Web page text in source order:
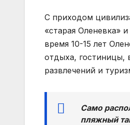
С приходом
«старая Оленевка»
время 10-15 лет
отдыха, гостиницы,
развлечений и
Само
пляжный